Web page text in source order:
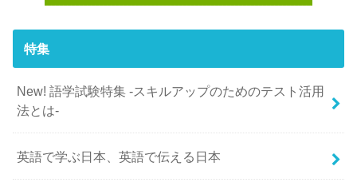
特集
New! 語学試験特集 -スキルアップのためのテスト活用
法とは-
英語で学ぶ日本、英語で伝える日本